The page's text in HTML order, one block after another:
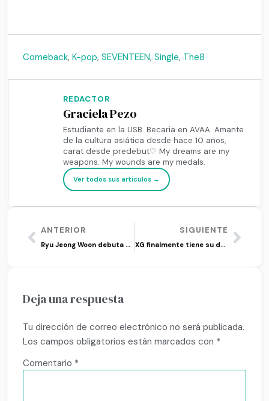
Comeback,K-pop,SEVENTEEN,Single, The8
REDACTOR
Graciela Pezo
Estudiante en la USB. Becaria en AVAA. Amante
de la cultura asiática desde hace 10 años,
carat desde predebut♡ My dreams are my
weapons. My wounds are my medals.
Ver todos sus artículos →
ANTERIOR
Ryu Jeong Woon debuta con ‘Rain Cloud’
SIGUIENTE
XG finalmente tiene su debut con ‘Tippy Toes’
Deja una respuesta
Tu dirección de correo electrónico no será publicada.
Los campos obligatorios están marcados con *
Comentario *